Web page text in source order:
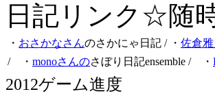
日記リンク☆随
・ おさかなさんのさかにゃ日記 / ・ 佐倉
/ ・ monoさんのさぼり日記ensemble / ・
2012ゲーム進度